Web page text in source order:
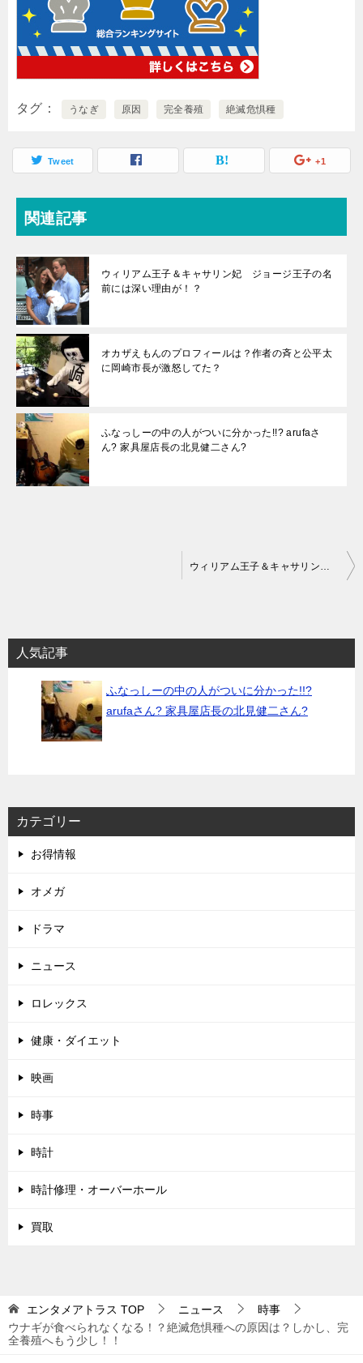
タグ うなぎ 原因 完全養殖 絶滅危惧種
Tweet +1
関連記事
ウィリアム王子＆キャサリン妃 ジョージ王子の名
前には深い理由が！？
オカザえもんのプロフィールは？作者の斉と公平太
に岡崎市長が激怒してた？
ふなっしーの中の人がついに分かった!!? arufaさ
ん? 家具屋店長の北見健二さん?
ビ
ゲ
ウィリアム王子＆キャサリン妃 ジョージ王子の名前には深い理由が！？
人気記事
ふなっしーの中の人がついに分かった!!?
arufaさん? 家具屋店長の北見健二さん?
カテゴリー
お得情報
オメガ
ドラマ
ニュース
ロレックス
健康・ダイエット
映画
時事
時計
時計修理・オーバーホール
買取
エンタメアトラス TOP ニュース
時事
ウナギが食べられなくなる！？絶滅危惧種への原因は？しかし、完
全養殖へもう少し！！